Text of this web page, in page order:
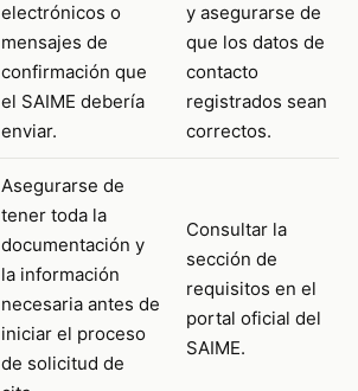
electrónicos o
mensajes de
confirmación que
el SAIME debería
enviar.
y asegurarse de
que los datos de
contacto
registrados sean
correctos.
Asegurarse de
tener toda la
documentación y
la información
necesaria antes de
iniciar el proceso
de solicitud de
Consultar la
sección de
requisitos en el
portal oficial del
SAIME.